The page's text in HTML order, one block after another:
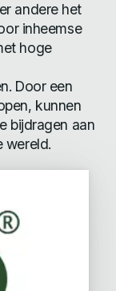
andere het
inheemse
hoge
Door een
kunnen
bijdragen aan
wereld.